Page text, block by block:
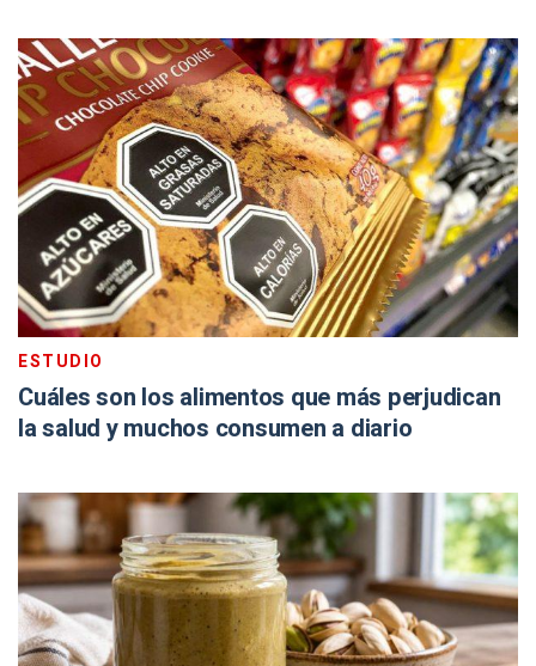
ESTUDIO
Cuáles son los alimentos que más perjudican
la salud y muchos consumen a diario